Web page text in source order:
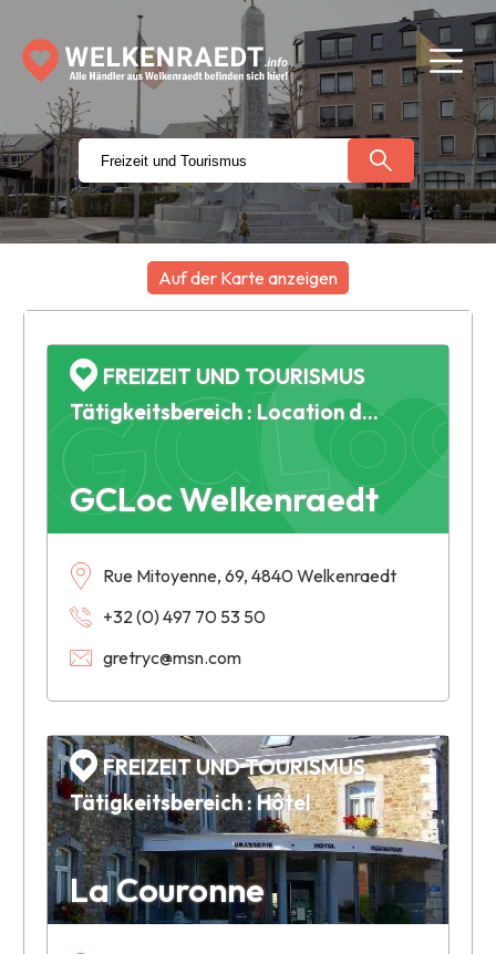
Auf der Karte anzeigen
GCLoc Welkenraedt
FREIZEIT UND TOURISMUS
Tätigkeitsbereich : Location de matériel festif (chapiteau, château gonflable, sono, chaise, table...)
Rue Mitoyenne, 69, 4840 Welkenraedt
+32 (0) 497 70 53 50
gretryc@msn.com
La Couronne
FREIZEIT UND TOURISMUS
Tätigkeitsbereich : Hôtel